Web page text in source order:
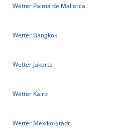
Wetter Palma de Mallorca
Wetter Bangkok
Wetter Jakarta
Wetter Kairo
Wetter Mexiko-Stadt